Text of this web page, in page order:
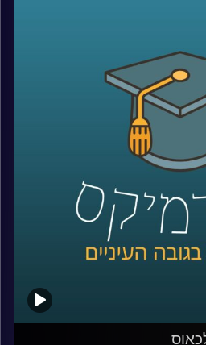
ההמלצות מפה לאוזן:
המלצה של קרוב? האם
תכנון האסטרטגיה
ולאן מוביל אותנו העולם
הזה
?